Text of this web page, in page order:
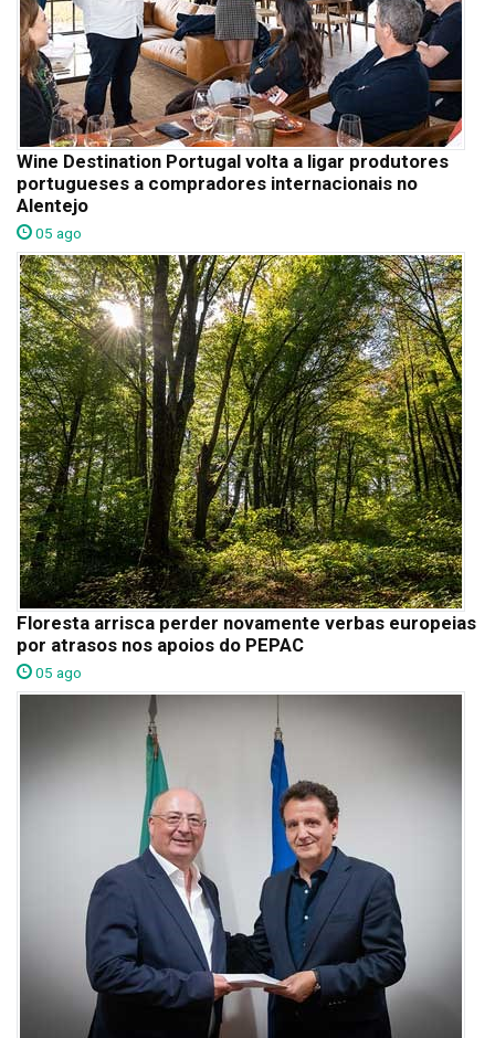
Wine Destination Portugal volta a ligar produtores
portugueses a compradores internacionais no
Alentejo
05 ago
Floresta arrisca perder novamente verbas europeias
por atrasos nos apoios do PEPAC
05 ago